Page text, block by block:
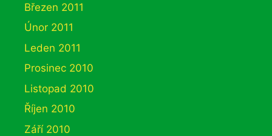
Březen 2011
Únor 2011
Leden 2011
Prosinec 2010
Listopad 2010
Říjen 2010
Září 2010